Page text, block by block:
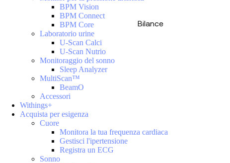
Bilance
BPM Vision
BPM Connect
BPM Core
Laboratorio urine
U-Scan Calci
U-Scan Nutrio
Monitoraggio del sonno
Sleep Analyzer
MultiScan™
BeamO
Accessori
Withings+
Acquista per esigenza
Cuore
Monitora la tua frequenza cardiaca
Gestisci l'ipertensione
Registra un ECG
Sonno